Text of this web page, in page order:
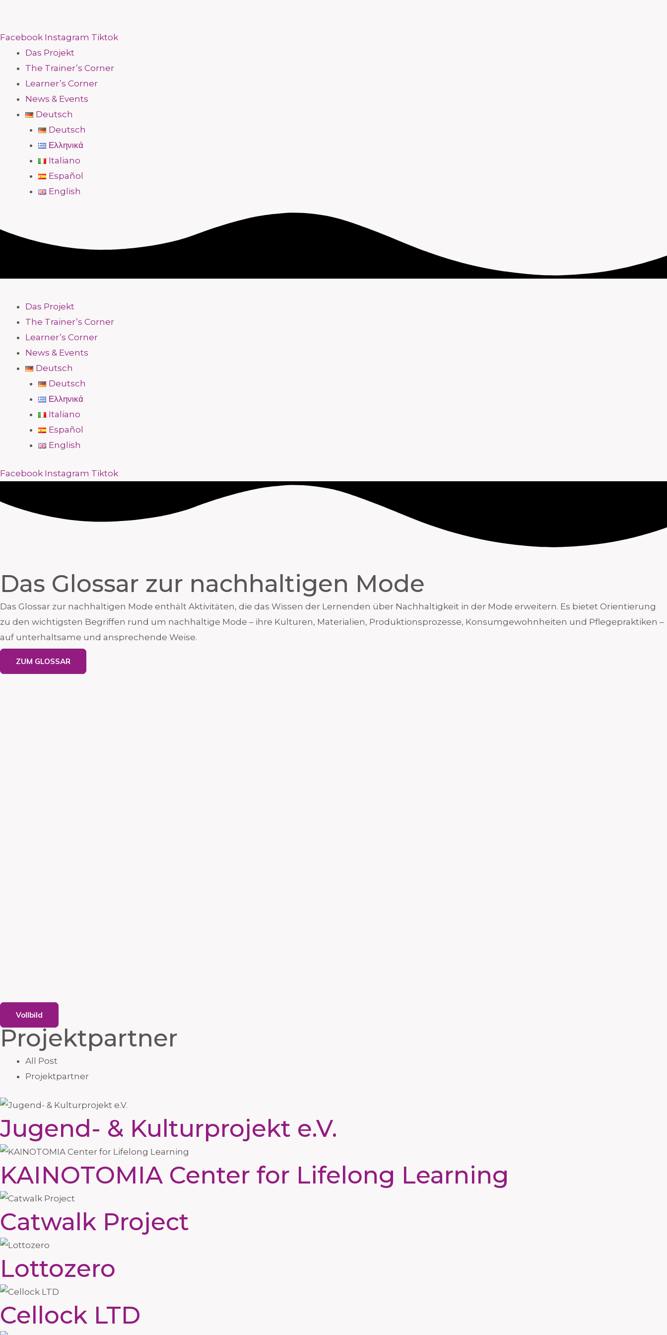
Facebook Instagram Tiktok
Das Projekt
The Trainer’s Corner
Learner’s Corner
News & Events
Deutsch
Deutsch
Ελληνικά
Italiano
Español
English
Das Projekt
The Trainer’s Corner
Learner’s Corner
News & Events
Deutsch
Deutsch
Ελληνικά
Italiano
Español
English
Facebook Instagram Tiktok
Das Glossar zur nachhaltigen Mode
Das Glossar zur nachhaltigen Mode enthält Aktivitäten, die das Wissen der Lernenden über Nachhaltigkeit in der Mode erweitern. Es bietet Orientierung
zu den wichtigsten Begriffen rund um nachhaltige Mode – ihre Kulturen, Materialien, Produktionsprozesse, Konsumgewohnheiten und Pflegepraktiken –
auf unterhaltsame und ansprechende Weise.
ZUM GLOSSAR
Vollbild
Projektpartner
All Post
Projektpartner
Jugend- & Kulturprojekt e.V.
KAINOTOMIA Center for Lifelong Learning
Catwalk Project
Lottozero
Cellock LTD